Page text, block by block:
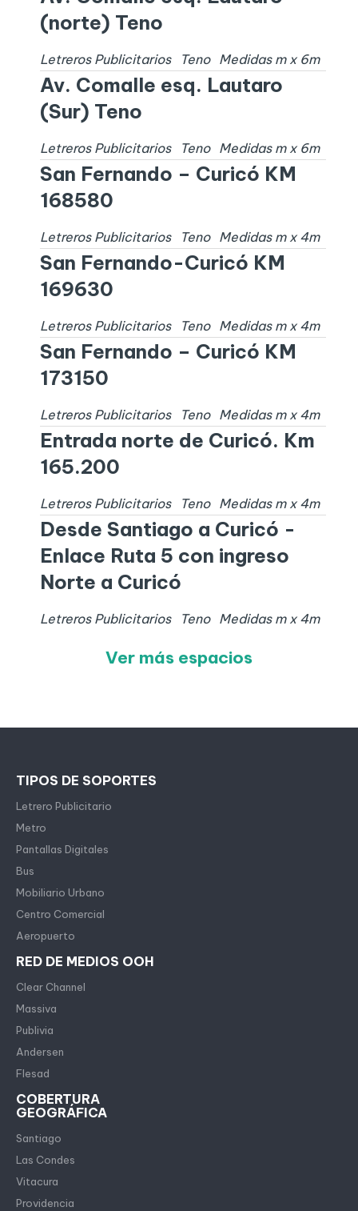
(norte) Teno
Letreros Publicitarios Teno Medidas m x 6m
Av. Comalle esq. Lautaro
(Sur) Teno
Letreros Publicitarios Teno Medidas m x 6m
San Fernando – Curicó KM
168580
Letreros Publicitarios Teno Medidas m x 4m
San Fernando-Curicó KM
169630
Letreros Publicitarios Teno Medidas m x 4m
San Fernando – Curicó KM
173150
Letreros Publicitarios Teno Medidas m x 4m
Entrada norte de Curicó. Km
165.200
Letreros Publicitarios Teno Medidas m x 4m
Desde Santiago a Curicó -
Enlace Ruta 5 con ingreso
Norte a Curicó
Letreros Publicitarios Teno Medidas m x 4m
Ver más espacios
TIPOS DE SOPORTES
Letrero Publicitario
Metro
Pantallas Digitales
Bus
Mobiliario Urbano
Centro Comercial
Aeropuerto
RED DE MEDIOS OOH
Clear Channel
Massiva
Publivia
Andersen
Flesad
COBERTURA
GEOGRÁFICA
Santiago
Las Condes
Vitacura
Providencia